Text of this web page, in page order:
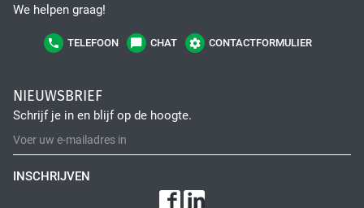
We helpen graag!
TELEFOON CHAT CONTACTFORMULIER
NIEUWSBRIEF
Schrijf je in en blijf op de hoogte.
INSCHRIJVEN